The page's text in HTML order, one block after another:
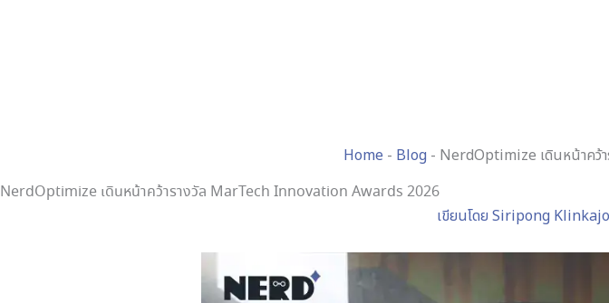
Home - Blog - NerdOptimize เดินหน้าคว้
NerdOptimize เดินหน้าคว้ารางวัล MarTech Innovation Awards 2026
เขียนโดย Siripong